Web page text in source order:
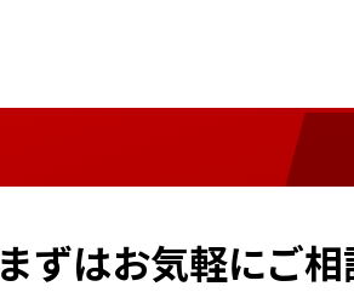
まずはお気軽にご